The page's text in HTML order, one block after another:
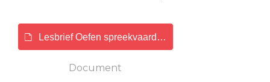
Lesbrief Oefen spreekvaardigheid in CoSpaces
Document